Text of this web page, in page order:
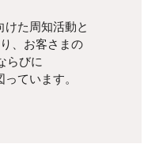
た周知活動と
、お客さまの
らびに
ています。